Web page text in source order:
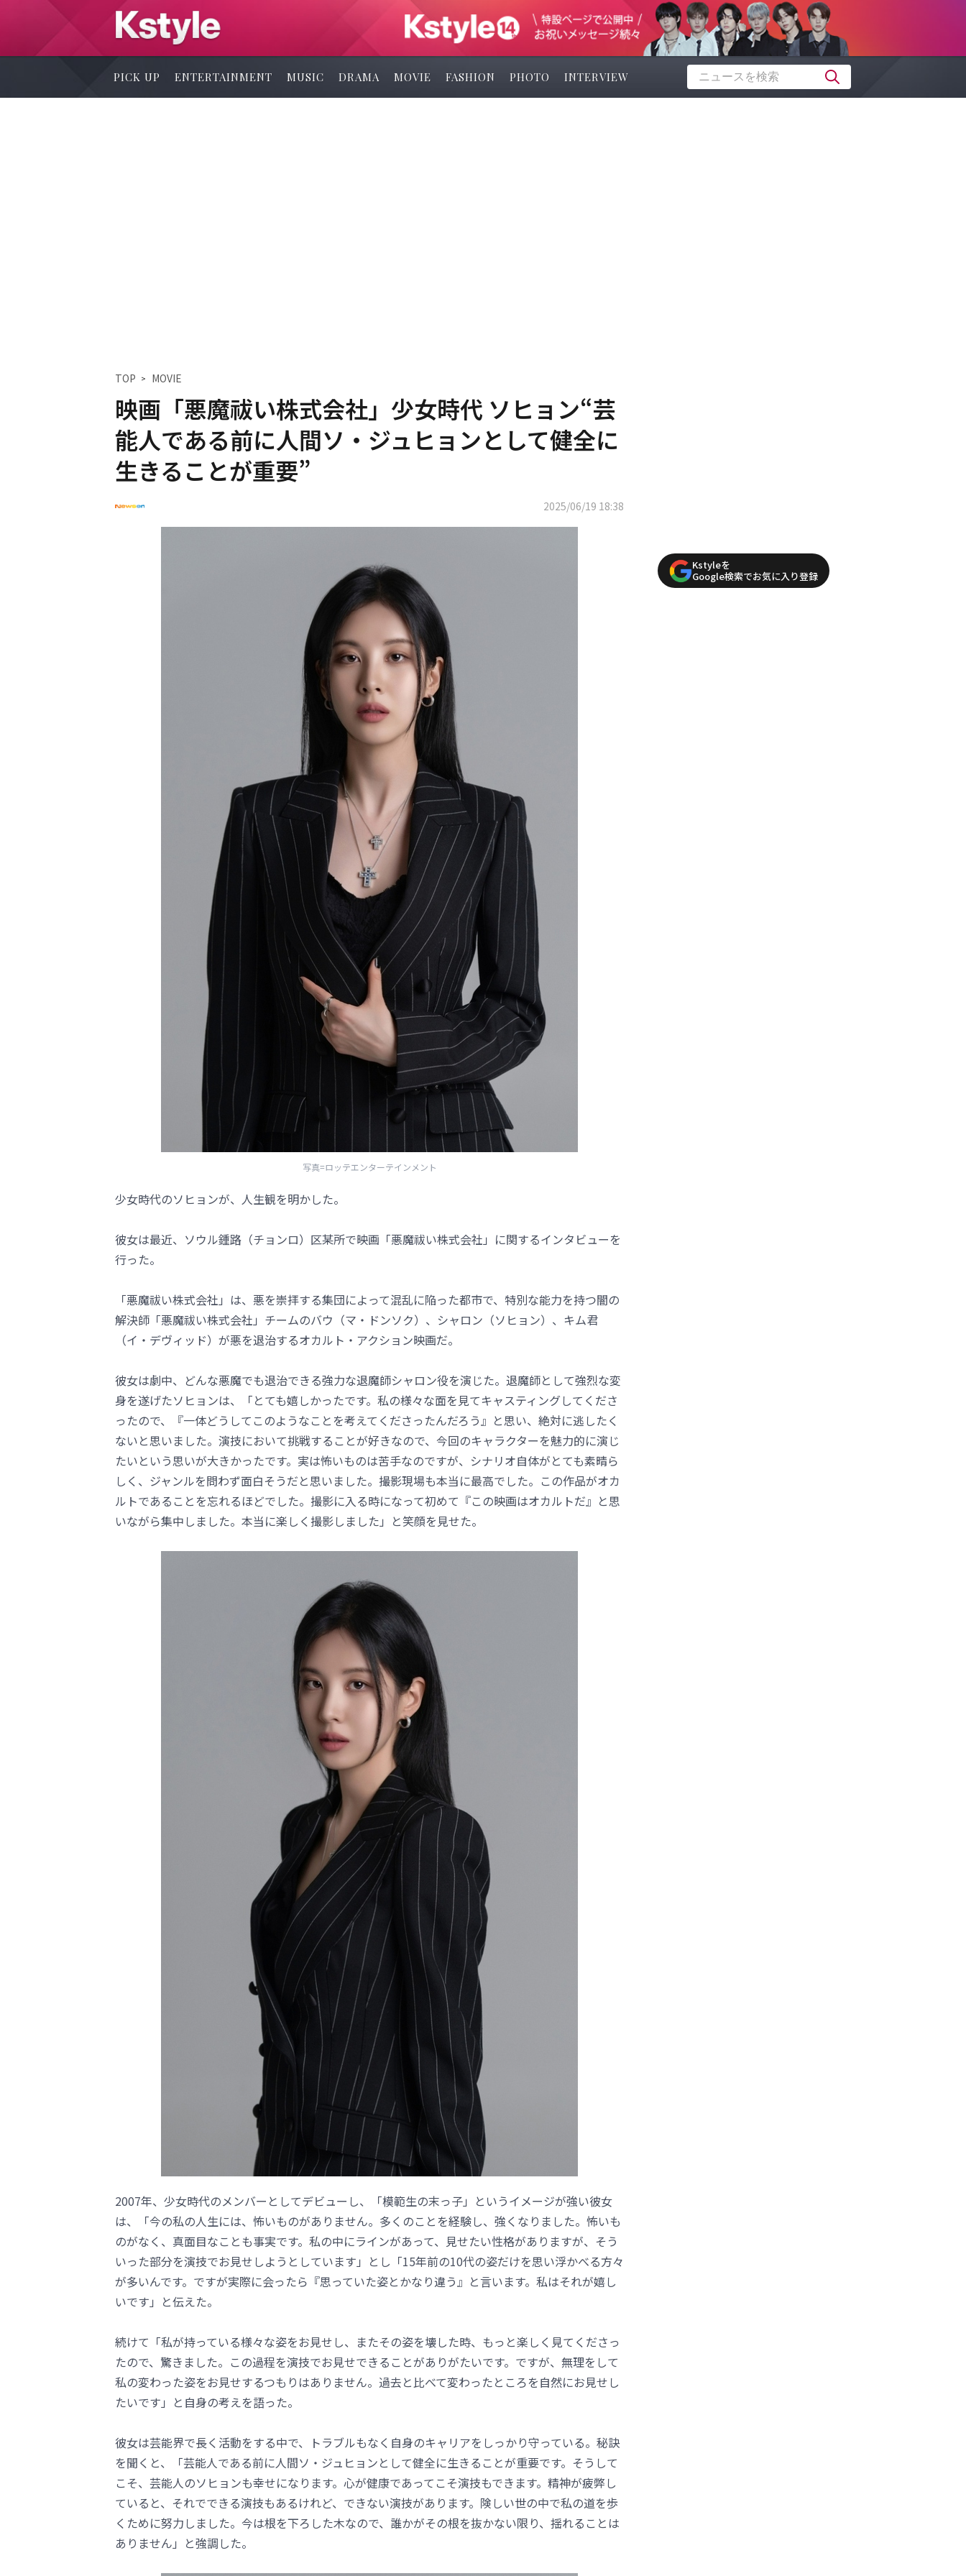
PICK UP ENTERTAINMENT MUSIC DRAMA MOVIE FASHION PHOTO INTERVIEW
TOP MOVIE
映画「悪魔祓い株式会社」少女時代 ソヒョン“芸
能人である前に人間ソ・ジュヒョンとして健全に
生きることが重要”
2025/06/19 18:38
写真=ロッテエンターテインメント
少女時代のソヒョンが、人生観を明かした。
彼女は最近、ソウル鍾路（チョンロ）区某所で映画「悪魔祓い株式会社」に関するインタビューを
行った。
「悪魔祓い株式会社」は、悪を崇拝する集団によって混乱に陥った都市で、特別な能力を持つ闇の
解決師「悪魔祓い株式会社」チームのバウ（マ・ドンソク）、シャロン（ソヒョン）、キム君
（イ・デヴィッド）が悪を退治するオカルト・アクション映画だ。
彼女は劇中、どんな悪魔でも退治できる強力な退魔師シャロン役を演じた。退魔師として強烈な変
身を遂げたソヒョンは、「とても嬉しかったです。私の様々な面を見てキャスティングしてくださ
ったので、『一体どうしてこのようなことを考えてくださったんだろう』と思い、絶対に逃したく
ないと思いました。演技において挑戦することが好きなので、今回のキャラクターを魅力的に演じ
たいという思いが大きかったです。実は怖いものは苦手なのですが、シナリオ自体がとても素晴ら
しく、ジャンルを問わず面白そうだと思いました。撮影現場も本当に最高でした。この作品がオカ
ルトであることを忘れるほどでした。撮影に入る時になって初めて『この映画はオカルトだ』と思
いながら集中しました。本当に楽しく撮影しました」と笑顔を見せた。
2007年、少女時代のメンバーとしてデビューし、「模範生の末っ子」というイメージが強い彼女
は、「今の私の人生には、怖いものがありません。多くのことを経験し、強くなりました。怖いも
のがなく、真面目なことも事実です。私の中にラインがあって、見せたい性格がありますが、そう
いった部分を演技でお見せしようとしています」とし「15年前の10代の姿だけを思い浮かべる方々
が多いんです。ですが実際に会ったら『思っていた姿とかなり違う』と言います。私はそれが嬉し
いです」と伝えた。
続けて「私が持っている様々な姿をお見せし、またその姿を壊した時、もっと楽しく見てくださっ
たので、驚きました。この過程を演技でお見せできることがありがたいです。ですが、無理をして
私の変わった姿をお見せするつもりはありません。過去と比べて変わったところを自然にお見せし
たいです」と自身の考えを語った。
彼女は芸能界で長く活動をする中で、トラブルもなく自身のキャリアをしっかり守っている。秘訣
を聞くと、「芸能人である前に人間ソ・ジュヒョンとして健全に生きることが重要です。そうして
こそ、芸能人のソヒョンも幸せになります。心が健康であってこそ演技もできます。精神が疲弊し
ていると、それでできる演技もあるけれど、できない演技があります。険しい世の中で私の道を歩
くために努力しました。今は根を下ろした木なので、誰かがその根を抜かない限り、揺れることは
ありません」と強調した。
Kstyleを
Google検索でお気に入り登録